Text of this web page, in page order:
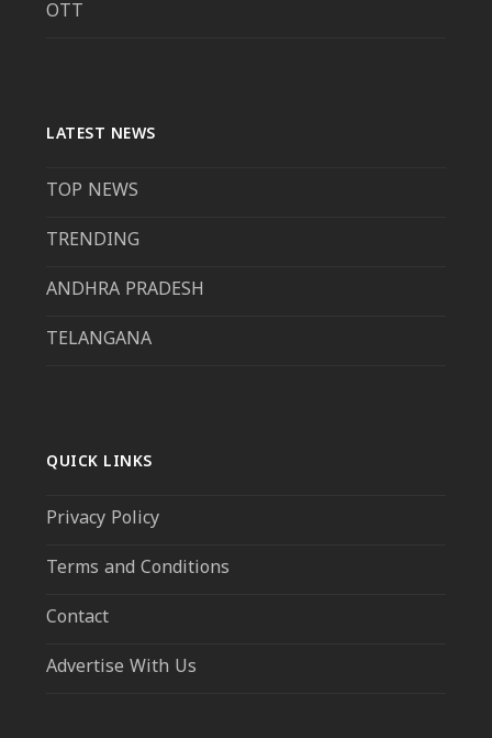
OTT
LATEST NEWS
TOP NEWS
TRENDING
ANDHRA PRADESH
TELANGANA
QUICK LINKS
Privacy Policy
Terms and Conditions
Contact
Advertise With Us